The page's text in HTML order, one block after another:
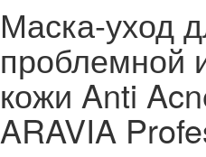
Маска-уход
проблемной
кожи Anti
ARAVIA